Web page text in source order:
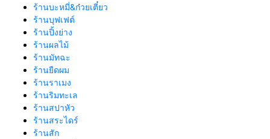
ร้านบะหมี่&ก๋วยเตี๋ยว
ร้านบุฟเฟต์
ร้านปิ้งย่าง
ร้านผลไม้
ร้านมัทฉะ
ร้านยืดผม
ร้านราเมง
ร้านริมทะเล
ร้านสปาหัว
ร้านสระไดร์
ร้านสัก